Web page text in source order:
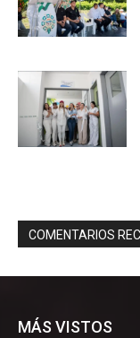
MÁS VISTOS